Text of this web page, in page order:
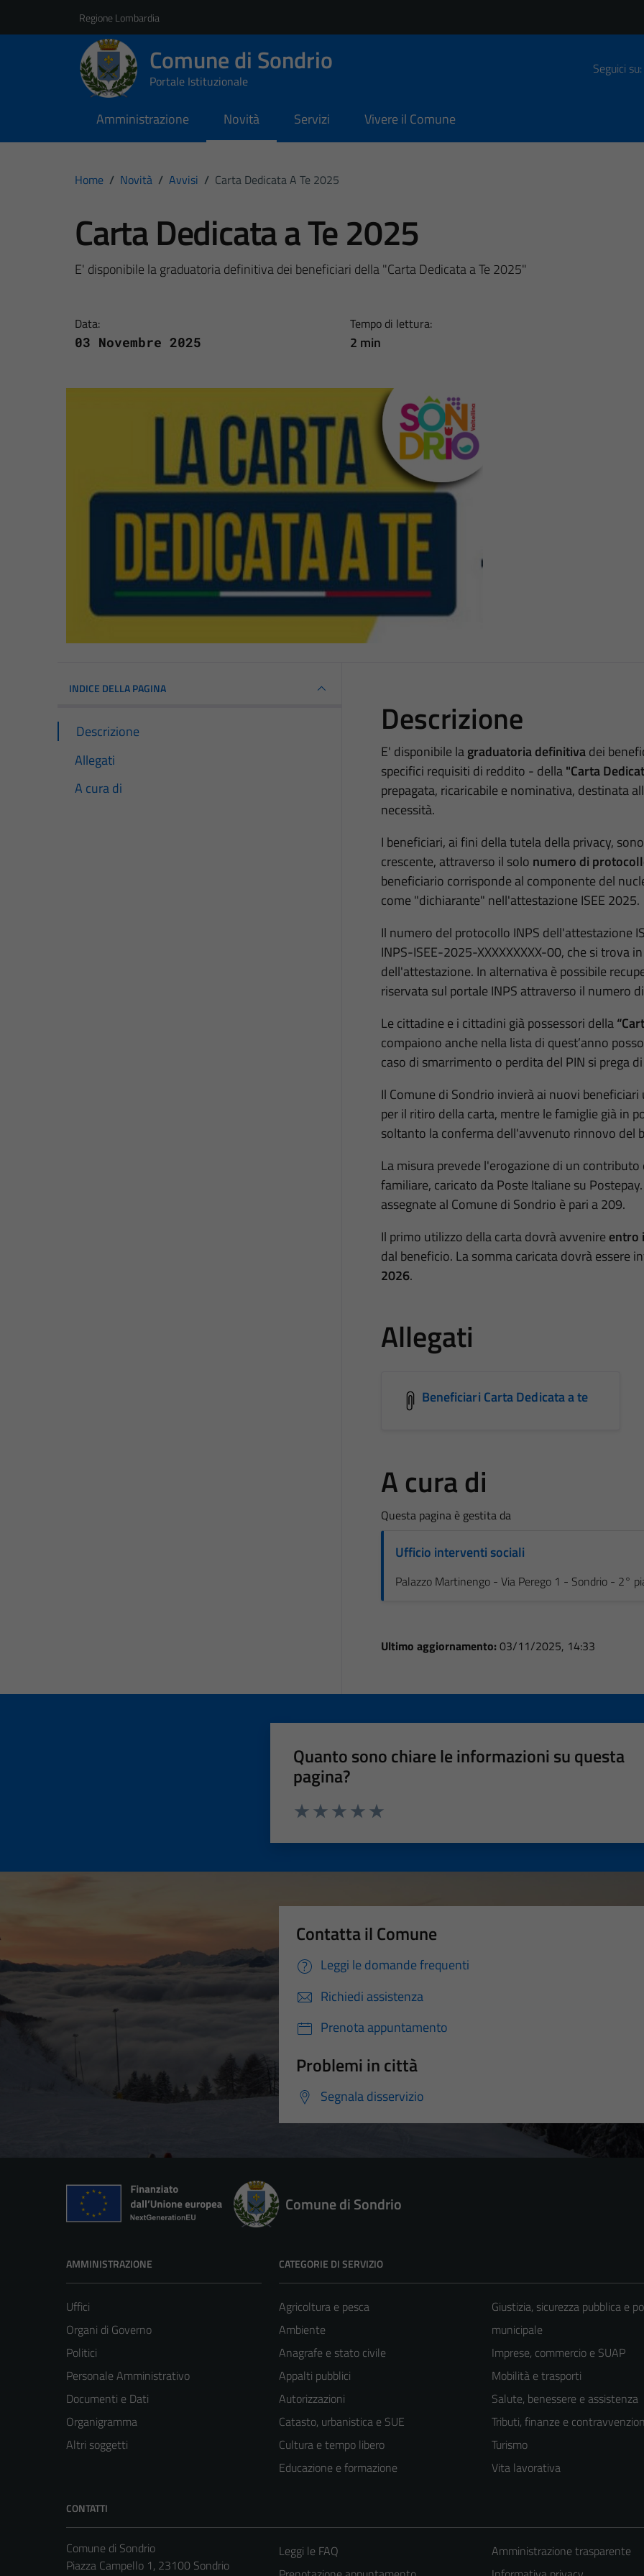
Regione Lombardia
Comune di Sondrio
Portale Istituzionale
Seguici su:
Amministrazione Novità Servizi Vivere il Comune
Home / Novità / Avvisi / Carta Dedicata A Te 2025
Carta Dedicata a Te 2025
E' disponibile la graduatoria definitiva dei beneficiari della "Carta Dedicata a Te 2025"
Data:
03 Novembre 2025
Tempo di lettura:
2 min
INDICE DELLA PAGINA
Descrizione
Allegati
A cura di
Descrizione
E' disponibile lagraduatoria definitivadei
specifici requisiti di reddito - della"Carta
prepagata, ricaricabile e nominativa, destinata
necessità.
I beneficiari, ai fini della tutela della privacy,
crescente, attraverso il solo numero di
beneficiario corrisponde al componente del
come "dichiarante" nell'attestazione ISEE 2025.
Il numero del protocollo INPS dell'attestazione
INPS-ISEE-2025-XXXXXXXXX-00, che si trova
dell'attestazione. In alternativa è possibile
riservata sul portale INPS attraverso il numero
Le cittadine e i cittadini già possessori della
compaiono anche nella lista di quest’anno
caso di smarrimento o perdita del PIN si prega
Il Comune di Sondrio invierà ai nuovi
per il ritiro della carta, mentre le famiglie già in
soltanto la conferma dell'avvenuto rinnovo del
La misura prevede l'erogazione di un
familiare, caricato da Poste Italiane su
assegnate al Comune di Sondrio è pari a 209.
Il primo utilizzo della carta dovrà avvenire entro
dal beneficio. La somma caricata dovrà essere
2026.
Allegati
Beneficiari Carta Dedicata a te
A cura di
Questa pagina è gestita da
Ufficio interventi sociali
Palazzo Martinengo - Via Perego 1 - Sondrio - 2°
Ultimo aggiornamento: 03/11/2025, 14:33
Quanto sono chiare le informazioni su questa
pagina?
Contatta il Comune
Leggi le domande frequenti
Richiedi assistenza
Prenota appuntamento
Problemi in città
Segnala disservizio
Comune di Sondrio
AMMINISTRAZIONE
Uffici
Organi di Governo
Politici
Personale Amministrativo
Documenti e Dati
Organigramma
Altri soggetti
CATEGORIE DI SERVIZIO
Agricoltura e pesca
Ambiente
Anagrafe e stato civile
Appalti pubblici
Autorizzazioni
Catasto, urbanistica e SUE
Cultura e tempo libero
Educazione e formazione
Giustizia, sicurezza pubblica e
municipale
Imprese, commercio e SUAP
Mobilità e trasporti
Salute, benessere e assistenza
Tributi, finanze e
Turismo
Vita lavorativa
CONTATTI
Comune di Sondrio
Piazza Campello 1, 23100 Sondrio
Leggi le FAQ
Amministrazione trasparente
Tecnici
Questi cookie